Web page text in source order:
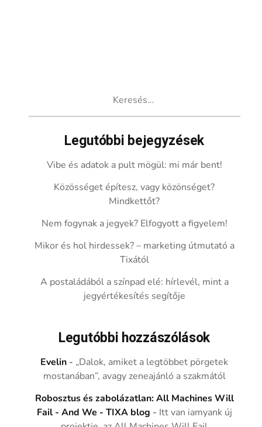
Legutóbbi bejegyzések
Vibe és adatok a pult mögül: mi már bent!
Közösséget építesz, vagy közönséget?
Mindkettőt?
Nem fogynak a jegyek? Elfogyott a figyelem!
Mikor és hol hirdessek? – marketing útmutató a
Tixától
A postaládából a színpad elé: hírlevél, mint a
jegyértékesítés segítője
Legutóbbi hozzászólások
Evelin - „Dalok, amiket a legtöbbet pörgetek
mostanában”, avagy zeneajánló a szakmától
Robosztus és zabolázatlan: All Machines Will
Fail - And We - TIXA blog - Itt van iamyank új